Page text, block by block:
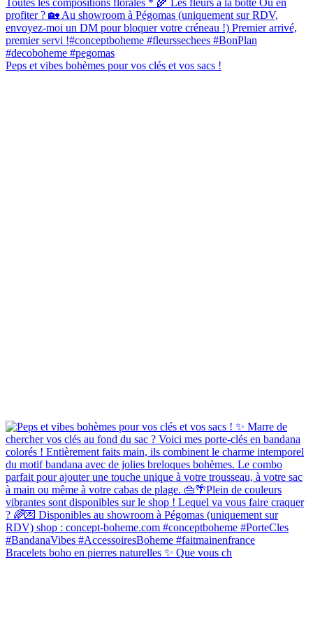
Peps et vibes bohèmes pour vos clés et vos sacs !
Bracelets boho en pierres naturelles ✨ Que vous ch